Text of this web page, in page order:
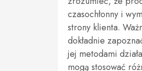
czasochłonny i
strony klienta.
dokładnie
jej metodami
mogą stosować